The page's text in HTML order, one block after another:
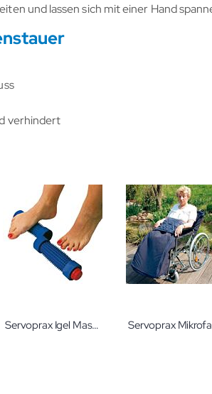
und lassen sich mit einer Hand
verhindert
Servoprax Igel Massage-Fußrolle